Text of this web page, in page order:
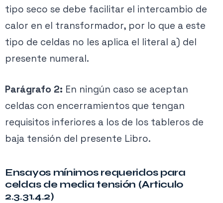
tipo seco se debe facilitar el intercambio de
calor en el transformador, por lo que a este
tipo de celdas no les aplica el literal a) del
presente numeral.
Parágrafo 2: En ningún caso se aceptan
celdas con encerramientos que tengan
requisitos inferiores a los de los tableros de
baja tensión del presente Libro.
Ensayos mínimos requeridos para
celdas de media tensión (Articulo
2.3.31.4.2)